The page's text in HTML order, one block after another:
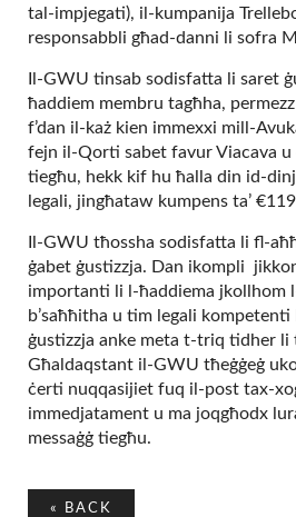
tal-impjegati), il-kumpanija
responsabbli għad-danni li sofra
Il-GWU tinsab sodisfatta li saret
ħaddiem membru tagħha,
f’dan il-każ kien immexxi mill-
fejn il-Qorti sabet favur Viacava
tiegħu, hekk kif hu ħalla din id-
legali, jingħataw kumpens ta’
Il-GWU tħossha sodisfatta li fl-
ġabet ġustizzja. Dan ikompli
importanti li l-ħaddiema jkollhom
b’saħħitha u tim legali
ġustizzja anke meta t-triq tidher li
Għaldaqstant il-GWU tħeġġeġ
ċerti nuqqasijiet fuq il-post tax-
immedjatament u ma joqgħodx
messaġġ tiegħu.
« BACK